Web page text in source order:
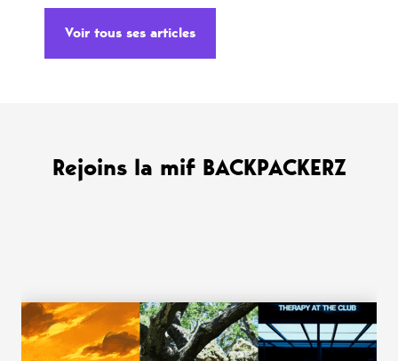
Voir tous ses articles
Rejoins la mif BACKPACKERZ
WANT MORE ?